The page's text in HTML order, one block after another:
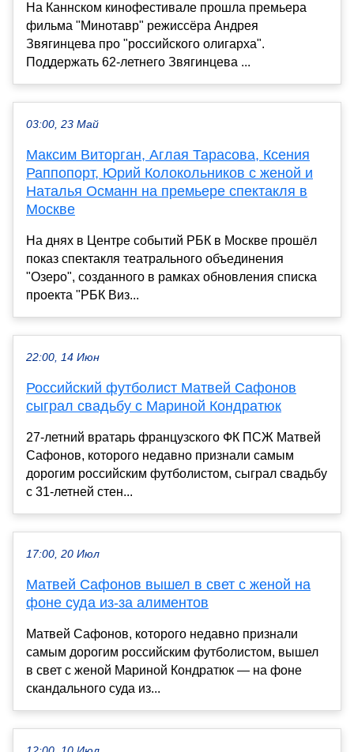
На Каннском кинофестивале прошла премьера
фильма "Минотавр" режиссёра Андрея
Звягинцева про "российского олигарха".
Поддержать 62-летнего Звягинцева ...
03:00, 23 Май
Максим Виторган, Аглая Тарасова, Ксения
Раппопорт, Юрий Колокольников с женой и
Наталья Османн на премьере спектакля в
Москве
На днях в Центре событий РБК в Москве прошёл
показ спектакля театрального объединения
"Озеро", созданного в рамках обновления списка
проекта "РБК Виз...
22:00, 14 Июн
Российский футболист Матвей Сафонов
сыграл свадьбу с Мариной Кондратюк
27-летний вратарь французского ФК ПСЖ Матвей
Сафонов, которого недавно признали самым
дорогим российским футболистом, сыграл свадьбу
с 31-летней стен...
17:00, 20 Июл
Матвей Сафонов вышел в свет с женой на
фоне суда из-за алиментов
Матвей Сафонов, которого недавно признали
самым дорогим российским футболистом, вышел
в свет с женой Мариной Кондратюк — на фоне
скандального суда из...